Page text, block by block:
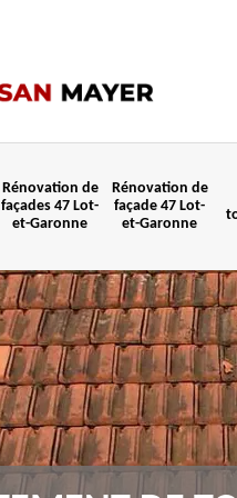
Rénovation de
façades 47 Lot-
et-Garonne
Rénovation de
façade 47 Lot-
et-Garonne